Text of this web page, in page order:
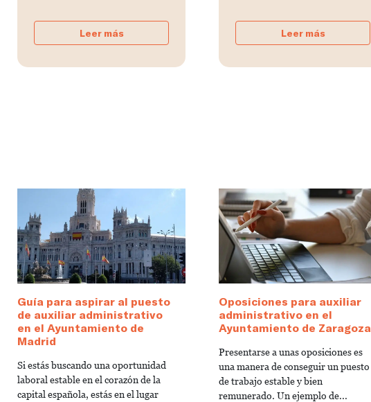
Leer más Leer más
Guía para aspirar al puesto
de auxiliar administrativo
en el Ayuntamiento de
Madrid
Si estás buscando una oportunidad
laboral estable en el corazón de la
capital española, estás en el lugar
Oposiciones para auxiliar
administrativo en el
Ayuntamiento de Zaragoza
Presentarse a unas oposiciones es
una manera de conseguir un puesto
de trabajo estable y bien
remunerado. Un ejemplo de...